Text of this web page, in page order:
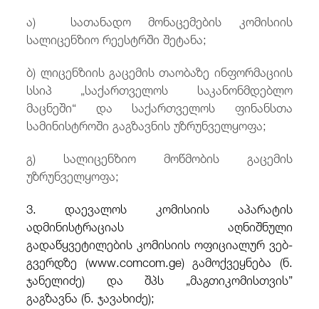
ა) სათანადო მონაცემების კომისიის
სალიცენზიო რეესტრში შეტანა;
ბ) ლიცენზიის გაცემის თაობაზე ინფორმაციის
სსიპ „საქართველოს საკანონმდებლო
მაცნეში“ და საქართველოს ფინანსთა
სამინისტროში გაგზავნის უზრუნველყოფა;
გ) სალიცენზიო მოწმობის გაცემის
უზრუნველყოფა;
3. დაევალოს კომისიის აპარატის
ადმინისტრაციას აღნიშნული
გადაწყვეტილების კომისიის ოფიციალურ ვებ-
გვერდზე (www.comcom.ge) გამოქვეყნება (ნ.
ჯანელიძე) და შპს „მაგთიკომისთვის”
გაგზავნა (ნ. ჯავახიძე);